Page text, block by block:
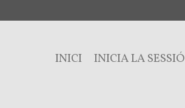
INICI INICIA LA SESSIÓ